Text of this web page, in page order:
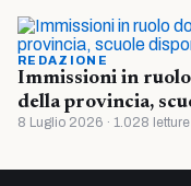
REDAZIONE
Immissioni in
della provincia,
8 Luglio 2026 · 1.028 letture